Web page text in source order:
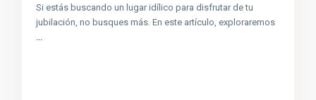
Si estás buscando un lugar idílico para disfrutar de tu
jubilación, no busques más. En este artículo, exploraremos
...